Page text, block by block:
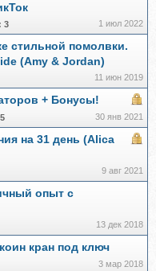
3 1 июл 2022
стильной помолвки.
(Amy & Jordan)
11 июн 2019
+ Бонусы!
30 янв 2021
на 31 день (Alica
9 авг 2021
опыт с
13 дек 2018
кран под ключ
3 мар 2018